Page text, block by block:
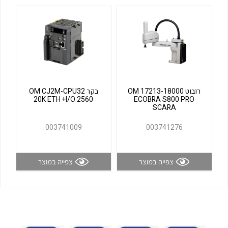
לכל מוצרי היצרן לכל מוצרי היצרן
רובוט OM 17213-18000
ECOBRA S800 PRO
SCARA
003741276
צפייה במוצר
בקר OM CJ2M-CPU32
20K ETH +I/O 2560
003741009
צפייה במוצר